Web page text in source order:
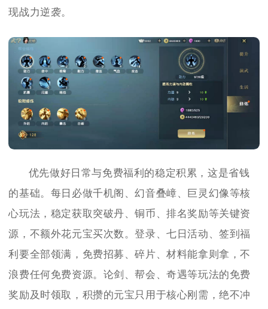
现战力逆袭。
优先做好日常与免费福利的稳定积累，这是省钱
的基础。每日必做千机阁、幻音叠嶂、巨灵幻像等核
心玩法，稳定获取突破丹、铜币、排名奖励等关键资
源，不额外花元宝买次数。登录、七日活动、签到福
利要全部领满，免费招募、碎片、材料能拿则拿，不
浪费任何免费资源。论剑、帮会、奇遇等玩法的免费
奖励及时领取，积攒的元宝只用于核心刚需，绝不冲